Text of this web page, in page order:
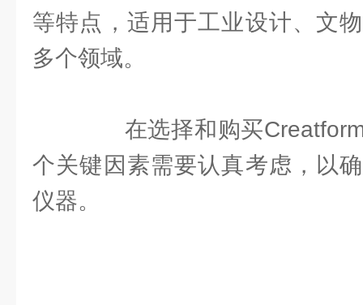
等特点，适用于工业设计、文
多个领域。
在选择和购买Creatform
个关键因素需要认真考虑，以
仪器。